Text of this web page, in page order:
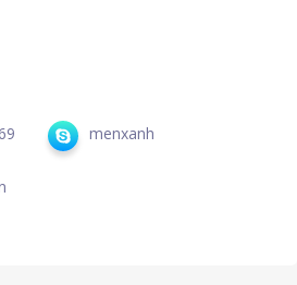
menxanh